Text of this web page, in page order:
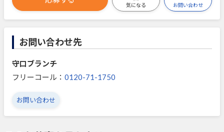
気になる お問い合わせ
お問い合わせ先
守口ブランチ
フリーコール： 0120-71-1750
お問い合わせ